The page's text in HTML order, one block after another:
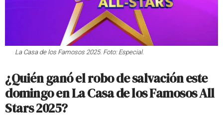
La Casa de los Famosos 2025. Foto: Especial.
¿Quién ganó el robo de salvación este
domingo en La Casa de los Famosos All
Stars 2025?